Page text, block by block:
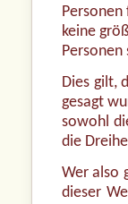
keine
Personen
Dies gilt,
gesagt
sowohl
die
Wer also
dieser